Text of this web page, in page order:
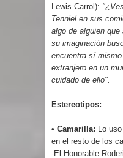
Lewis Carrol):
Tenniel en sus
algo de alguien
su imaginación
encuentra sí
extranjero en un
cuidado de ello".
Estereotipos:
• Camarilla: Lo
en el resto de los
-El Honorable